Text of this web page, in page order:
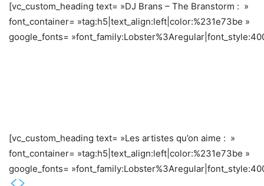
[vc_custom_heading text= »DJ Brans – The Branstorm : »
font_container= »tag:h5|text_align:left|color:%231e73be »
google_fonts=
[vc_custom_heading text= »Les artistes qu’on aime : »
font_container= »tag:h5|text_align:left|color:%231e73be »
google_fonts=